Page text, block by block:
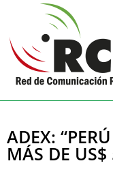
ADEX:
MÁS DE